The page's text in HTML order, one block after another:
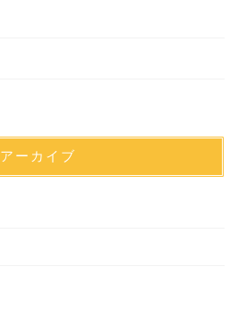
アーカイブ